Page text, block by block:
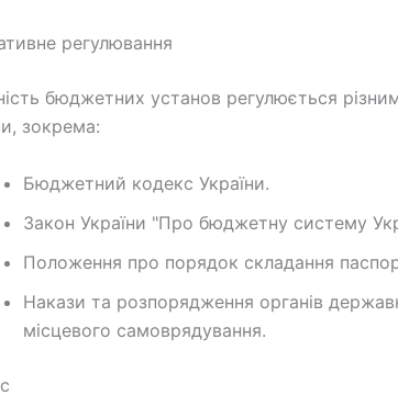
регулювання
бюджетних установ регулюється
зокрема:
Бюджетний кодекс України.
Закон України "Про бюджетну систему
Положення про порядок складання
Накази та розпорядження органів
місцевого самоврядування.